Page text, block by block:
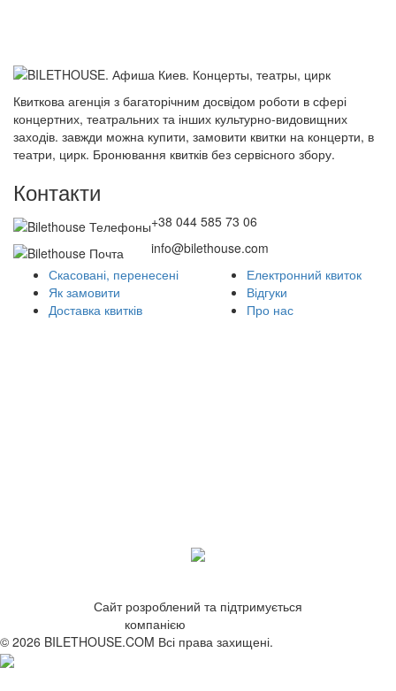
Квиткова агенція з багаторічним досвідом роботи в сфері
концертних, театральних та інших культурно-видовищних
заходів. завжди можна купити, замовити квитки на концерти, в
театри, цирк. Бронювання квитків без сервісного збору.
Контакти
+38 044 585 73 06
info@bilethouse.com
Скасовані, перенесені
Як замовити
Доставка квитків
Електронний квиток
Відгуки
Про нас
Сайт розроблений та підтримується
компанією
© 2026 BILETHOUSE.COM Всі права захищені.